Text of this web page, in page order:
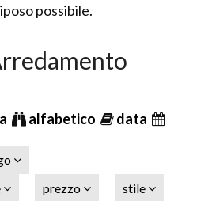
possibile.
alfabetico data
prezzo
stile